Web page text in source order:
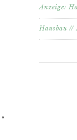
»
Anzeige:
Hausbau //